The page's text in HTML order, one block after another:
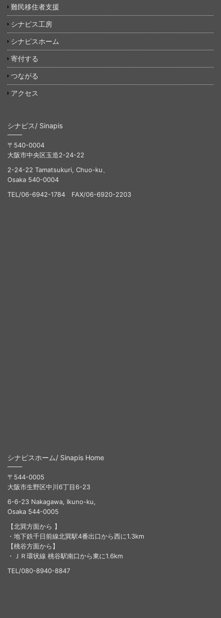
難民移住者支援
シナピス工房
シナピスホーム
寄付する
つながる
アクセス
シナピス/ Sinapis
〒540-0004
大阪市中央区玉造2-24-22
2-24-22 Tamatsukuri, Chuo-ku、
Osaka 540-0004
TEL/06-6942-1784 FAX/06-6920-2203
シナピスホーム/ Sinapis Home
〒544-0005
大阪市生野区中川6丁目6-23
6-6-23 Nakagawa, Ikuno-ku,
Osaka 544-0005
【北巽方面から 】
・地下鉄千日前線北巽駅4番出口から西に1.3km
【桃谷方面から】
・ＪＲ環状線 桃谷駅南口から東に1.6km
TEL/080-8940-8847